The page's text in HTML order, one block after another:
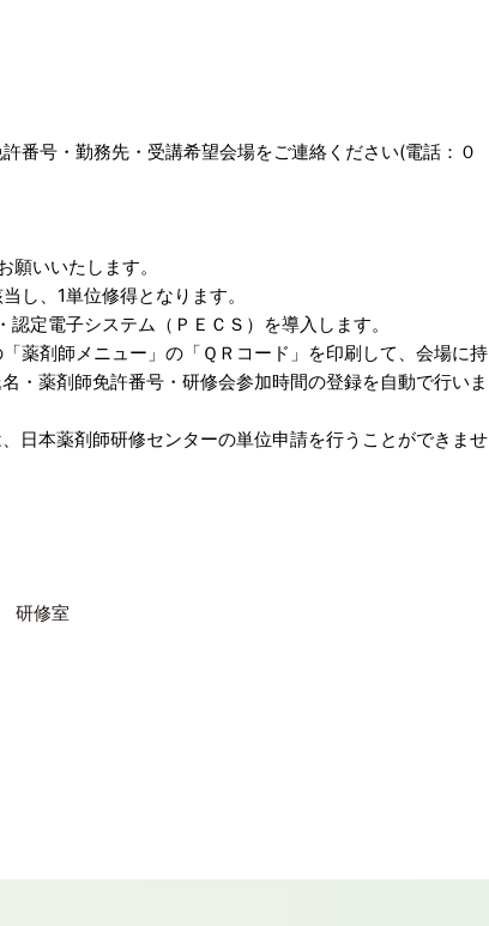
番号・勤務先・受講希望会場をご連絡ください(電話：０
いいたします。
し、1単位修得となります。
定電子システム（ＰＥＣＳ）を導入します。
薬剤師メニュー」の「ＱＲコード」を印刷して、会場に持
・薬剤師免許番号・研修会参加時間の登録を自動で行いま
日本薬剤師研修センターの単位申請を行うことができませ
研修室